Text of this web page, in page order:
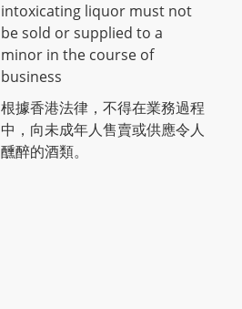
intoxicating liquor must not
be sold or supplied to a
minor in the course of
business
根據香港法律，不得在業務過程
中，向未成年人售賣或供應令人
醺醉的酒類。